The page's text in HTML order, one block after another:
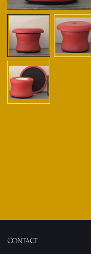
CONTACT